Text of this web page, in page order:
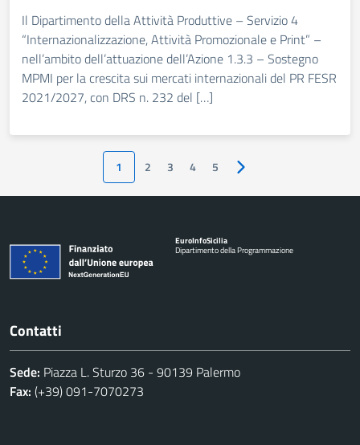
Il Dipartimento della Attività Produttive – Servizio 4
“Internazionalizzazione, Attività Promozionale e Print” –
nell’ambito dell’attuazione dell’Azione 1.3.3 – Sostegno
MPMI per la crescita sui mercati internazionali del PR FESR
2021/2027, con DRS n. 232 del […]
1 2 3 4 5 Pagina successiva
EuroInfoSicilia
Dipartimento della Programmazione
Contatti
Sede: Piazza L. Sturzo 36 - 90139 Palermo
Fax: (+39) 091-7070273